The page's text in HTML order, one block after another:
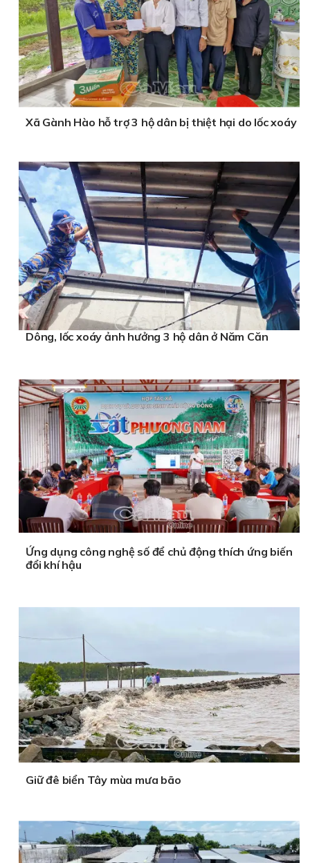
Xã Gành Hào hỗ trợ 3 hộ dân bị thiệt hại do lốc xoáy
Dông, lốc xoáy ảnh hưởng 3 hộ dân ở Năm Căn
Ứng dụng công nghệ số để chủ động thích ứng biến
đổi khí hậu
Giữ đê biển Tây mùa mưa bão